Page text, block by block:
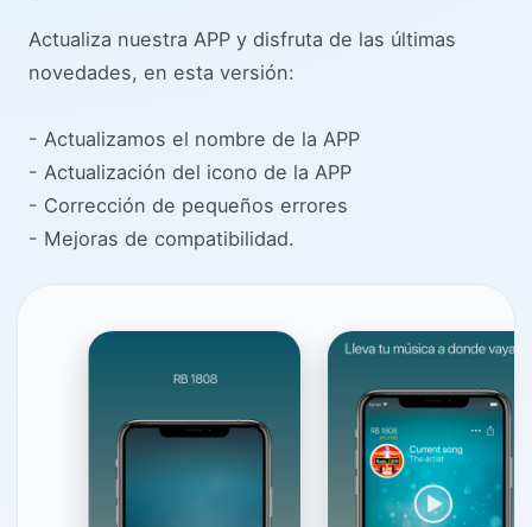
Actualiza nuestra APP y disfruta de las últimas
novedades, en esta versión:
- Actualizamos el nombre de la APP
- Actualización del icono de la APP
- Corrección de pequeños errores
- Mejoras de compatibilidad.